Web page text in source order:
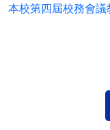
本校第四屆校務會